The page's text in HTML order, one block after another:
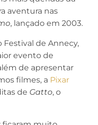
aventura nas
, lançado em 2003.
de Annecy,
evento de
de apresentar
filmes, a Pixar
de Gatto, o